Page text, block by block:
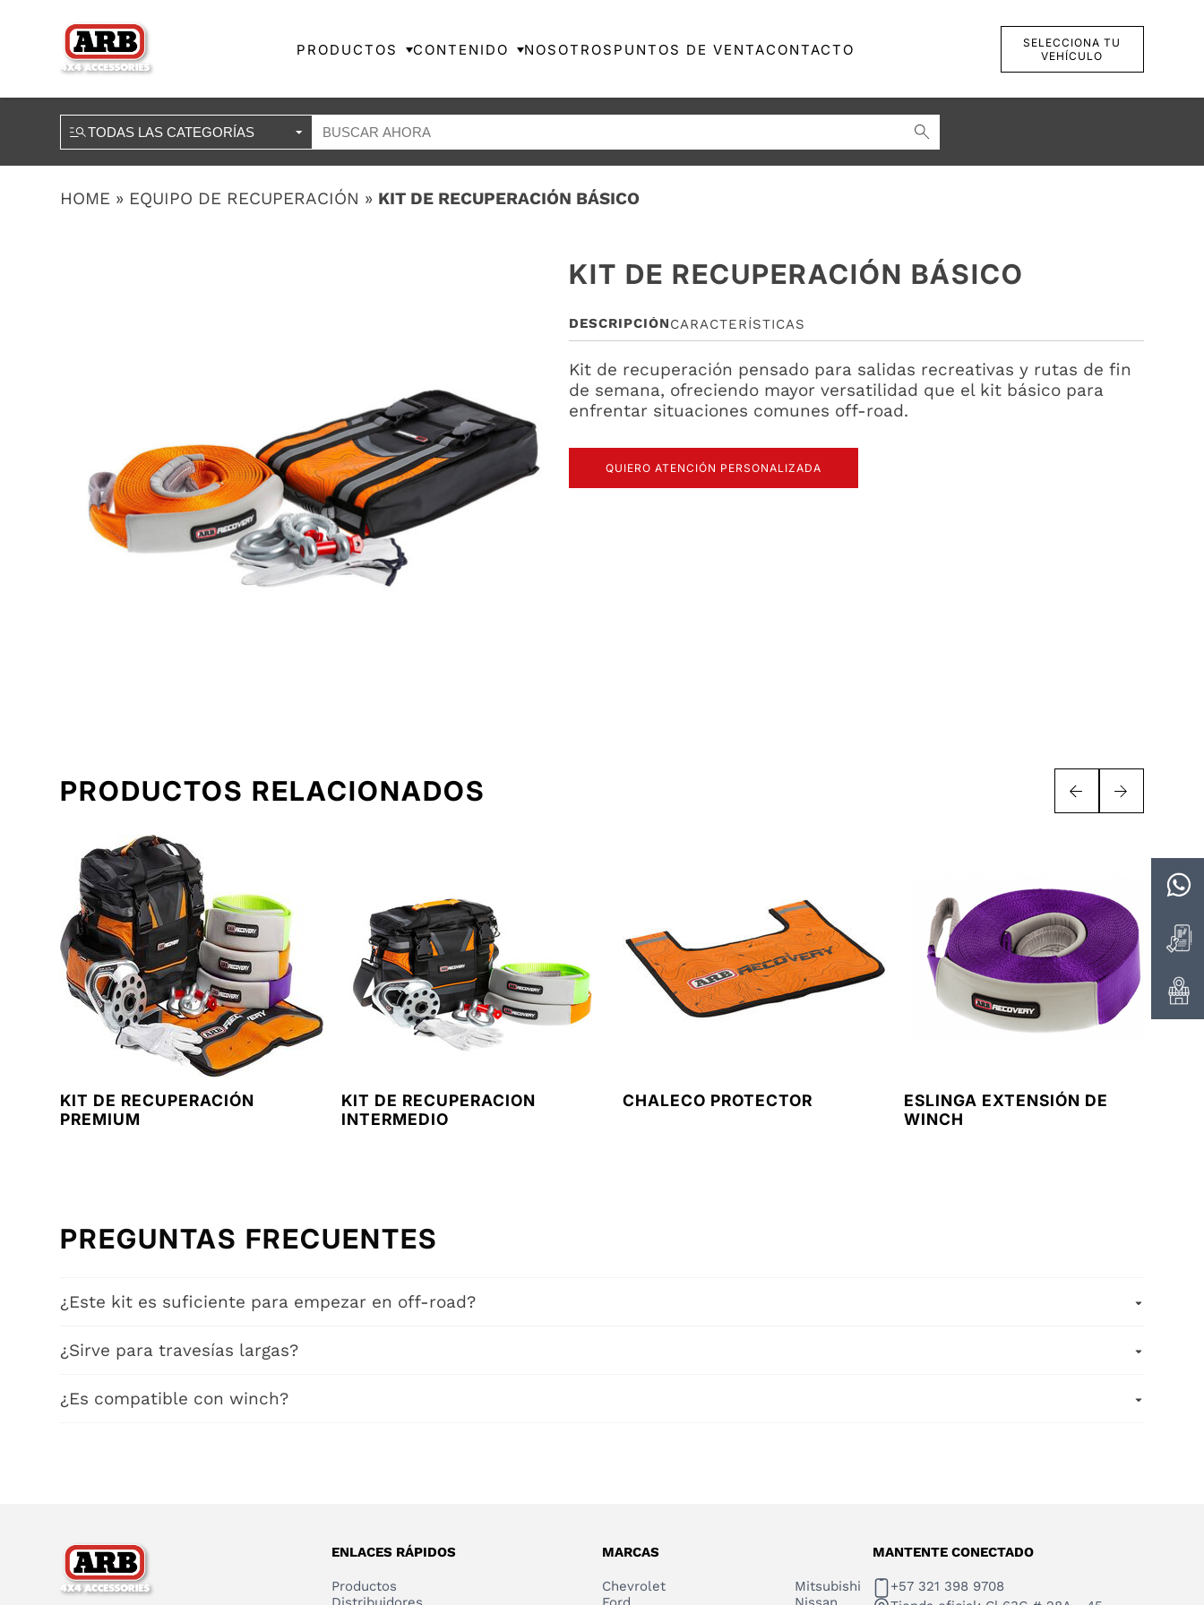
PRODUCTOS CONTENIDO NOSOTROS PUNTOS DE VENTACONTACTO
SELECCIONA TU
VEHÍCULO
HOME » EQUIPO DE RECUPERACIÓN » KIT DE RECUPERACIÓN BÁSICO
KIT DE RECUPERACIÓN BÁSICO
DESCRIPCIÓNCARACTERÍSTICAS
Kit de recuperación pensado para salidas recreativas y rutas de fin
de semana, ofreciendo mayor versatilidad que el kit básico para
enfrentar situaciones comunes off-road.
QUIERO ATENCIÓN PERSONALIZADA
PRODUCTOS RELACIONADOS
KIT DE RECUPERACIÓN
PREMIUM
KIT DE RECUPERACION
INTERMEDIO
CHALECO PROTECTOR
ESLINGA EXTENSIÓN DE
WINCH
PREGUNTAS FRECUENTES
¿Este kit es suficiente para empezar en off-road?
¿Sirve para travesías largas?
¿Es compatible con winch?
ENLACES RÁPIDOS
Productos
MARCAS
Chevrolet
Mitsubishi
MANTENTE CONECTADO
+57 321 398 9708